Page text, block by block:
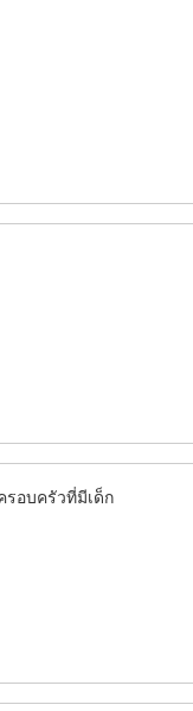
の気遣い素晴らし
รอบครัวที่มีเด็ก